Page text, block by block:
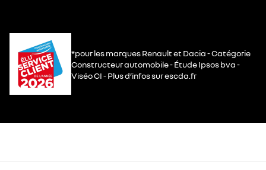
*pour les marques Renault et Dacia - Catégorie
Constructeur automobile - Étude Ipsos bva -
Viséo CI - Plus d’infos sur escda.fr